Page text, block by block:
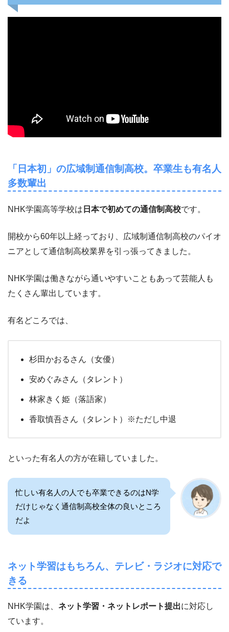
「日本初」の広域制通信制高校。卒業生も有名人
多数輩出
NHK学園高等学校は 日本で初めての通信制高校です。
開校から60年以上経っており、広域制通信制高校のパイオ
ニアとして通信制高校業界を引っ張ってきました。
NHK学園は働きながら通いやすいこともあって芸能人も
たくさん輩出しています。
有名どころでは、
杉田かおるさん（女優）
安めぐみさん（タレント）
林家きく姫（落語家）
香取慎吾さん（タレント）※ただし中退
といった有名人の方が在籍していました。
忙しい有名人の人でも卒業できるのはN学
だけじゃなく通信制高校全体の良いところ
だよ
ネット学習はもちろん、テレビ・ラジオに対応で
きる
NHK学園は、 ネット学習・ネットレポート提出に対応し
ています。